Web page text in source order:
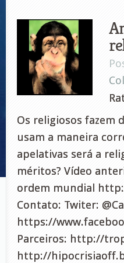
Os religiosos fazem
usam a maneira
apelativas será a
méritos? Vídeo
ordem mundial
Contato: Twiter:
https://
Parceiros: http://
http://